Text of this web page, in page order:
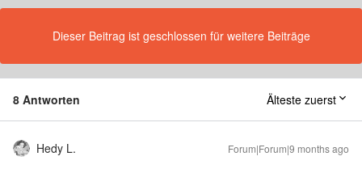
Dieser Beitrag ist geschlossen für weitere Beiträge
8 Antworten Älteste zuerst
Hedy L. Forum|Forum|9 months ago